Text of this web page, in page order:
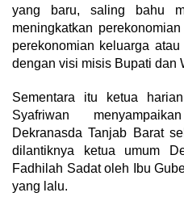
yang baru, saling bahu
meningkatkan
perekonomian keluarga
dengan visi misis Bupati dan
Sementara itu ketua
Syafriwan
Dekranasda Tanjab Barat
dilantiknya ketua umum
Fadhilah Sadat oleh Ibu
yang lalu.